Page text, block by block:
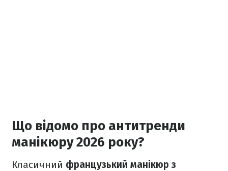
Що відомо про антитренди
манікюру 2026 року?
Класичний французький манікюр з